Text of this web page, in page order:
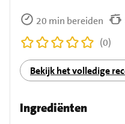
20 min bereiden
(0)
Bekijk het volledige
Ingrediënten